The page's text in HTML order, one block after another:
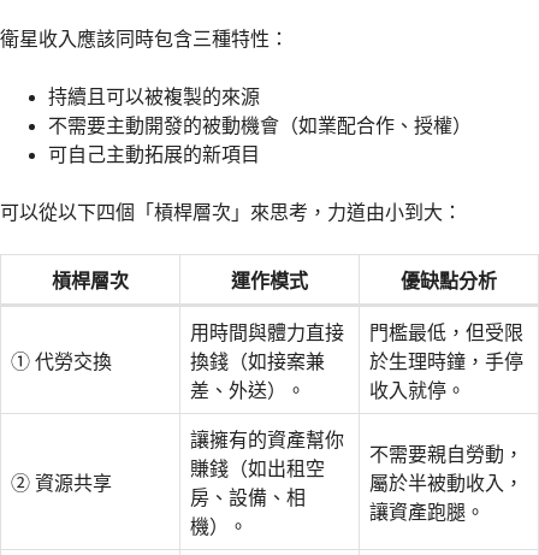
衛星收入應該同時包含三種特性：
持續且可以被複製的來源
不需要主動開發的被動機會（如業配合作、授權）
可自己主動拓展的新項目
可以從以下四個「槓桿層次」來思考，力道由小到大：
槓桿層次 運作模式 優缺點分析
① 代勞交換
用時間與體力直接
換錢（如接案兼
差、外送）。
門檻最低，但受限
於生理時鐘，手停
收入就停。
② 資源共享
讓擁有的資產幫你
賺錢（如出租空
房、設備、相
機）。
不需要親自勞動，
屬於半被動收入，
讓資產跑腿。